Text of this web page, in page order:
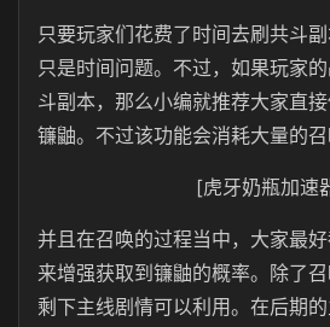
只要玩家们花费了时间去刷共斗
只是时间问题。不过，如果玩家
斗副本，那么小编就推荐大家直
镰鼬。不过该功能会消耗大量的召
[虎牙奶瓶加速
并且在召唤的过程当中，大家最
来增强获取到镰鼬的概率。除了
剩下主线剧情可以利用。在后期